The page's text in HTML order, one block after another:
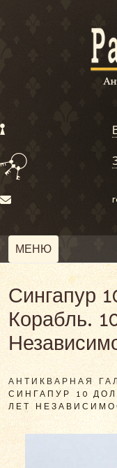
МЕНЮ
Сингапур
Корабль.
АНТИКВАРНАЯ
СИНГАПУР 10
ЛЕТ